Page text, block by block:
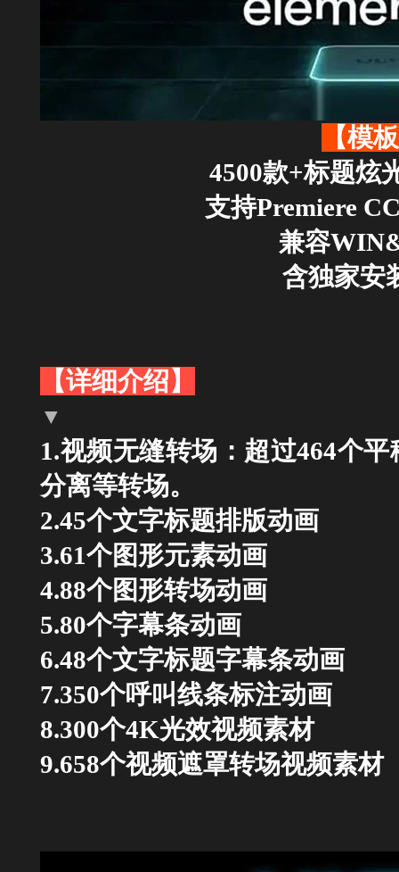
【模
4500款+标题炫
支持Premiere
兼容
含独家安
【详细介绍】
▼
1.视频无缝转场： 超过464个
分离等转场。
2.45个文字标题排版动画
3.61个图形元素动画
4.88个图形转场动画
5.80个字幕条动画
6.48个文字标题字幕条动画
7.350个呼叫线条标注动画
8.300个4K光效视频素材
9.658个视频遮罩转场视频素材